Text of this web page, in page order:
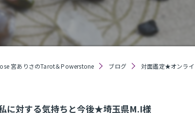
宮ありさのTarot＆Powerstone ブログ 対面鑑定★オンラ
に対する気持ちと今後★埼玉県M.I様